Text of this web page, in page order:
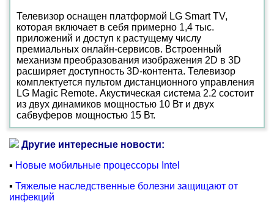
Телевизор оснащен платформой LG Smart TV,
которая включает в себя примерно 1,4 тыс.
приложений и доступ к растущему числу
премиальных онлайн-сервисов. Встроенный
механизм преобразования изображения 2D в 3D
расширяет доступность 3D-контента. Телевизор
комплектуется пультом дистанционного управления
LG Magic Remote. Акустическая система 2.2 состоит
из двух динамиков мощностью 10 Вт и двух
сабвуферов мощностью 15 Вт.
Другие интересные новости:
▪ Новые мобильные процессоры Intel
▪ Тяжелые наследственные болезни защищают от
инфекций